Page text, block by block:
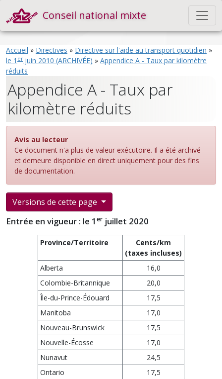
Conseil national mixte
Accueil » Directives » Directive sur l'aide au transport quotidien »
le 1 erjuin 2010 (ARCHIVÉE) » Appendice A - Taux par kilomètre
réduits
Appendice A - Taux par
kilomètre réduits
Avis au lecteur
Ce document n'a plus de valeur exécutoire. Il a été archivé
et demeure disponible en direct uniquement pour des fins
de documentation.
Versions de cette page
Entrée en vigueur : le 1 er juillet 2020
Province/Territoire
Cents/km
(taxes incluses)
Alberta
16,0
Colombie-Britannique
20,0
Île-du-Prince-Édouard
17,5
Manitoba
17,0
Nouveau-Brunswick
17,5
Nouvelle-Écosse
17,0
Nunavut
24,5
Ontario
17,5